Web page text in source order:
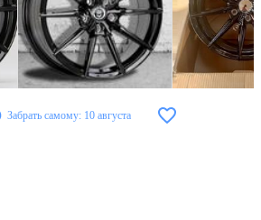
Забрать самому: 10 августа